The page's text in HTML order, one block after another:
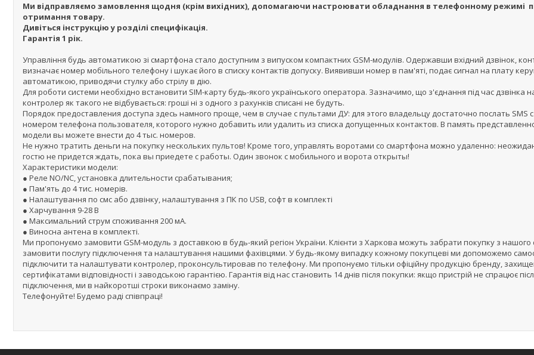
Ми відправляємо замовлення щодня (крім вихідних), допомагаючи настроювати обладнання в телефонному режимі
отримання товару.
Дивіться інструкцію у розділі специфікація.
Гарантія 1 рік.
Управління будь автоматикою зі смартфона стало доступним з випуском компактних GSM-модулів. Одержавши вхідний дзвінок,
визначає номер мобільного телефону і шукає його в списку контактів допуску. Виявивши номер в пам'яті, подає сигнал на плату
автоматикою, приводячи стулку або стрілу в дію.
Для роботи системи необхідно встановити SIM-карту будь-якого українського оператора. Зазначимо, що з'єднання під час дзвінка
контролер як такого не відбувається: гроші ні з одного з рахунків списані не будуть.
Порядок предоставления доступа здесь намного проще, чем в случае с пультами ДУ: для этого владельцу достаточно послать SMS с
номером телефона пользователя, которого нужно добавить или удалить из списка допущенных контактов. В память
модели вы можете внести до 4 тыс. номеров.
Не нужно тратить деньги на покупку нескольких пультов! Кроме того, управлять воротами со смартфона можно удаленно:
гостю не придется ждать, пока вы приедете с работы. Один звонок с мобильного и ворота открыты!
Характеристики модели:
● Реле NO/NC, установка длительности срабатывания;
● Пам'ять до 4 тис. номерів.
● Налаштування по смс або дзвінку, налаштування з ПК по USB, софт в комплекті
● Харчування 9-28 В
● Максимальний струм споживання 200 мА.
● Виносна антена в комплекті.
Ми пропонуємо замовити GSM-модуль з доставкою в будь-який регіон України. Клієнти з Харкова можуть забрати покупку з нашого
замовити послугу підключення та налаштування нашими фахівцями. У будь-якому випадку кожному покупцеві ми допоможемо
підключити та налаштувати контролер, проконсультировав по телефону. Ми пропонуємо тільки офіційну продукцію бренду,
сертифікатами відповідності і заводською гарантією. Гарантія від нас становить 14 днів після покупки: якщо пристрій не спрацює
підключення, ми в найкоротші строки виконаємо заміну.
Телефонуйте! Будемо раді співпраці!